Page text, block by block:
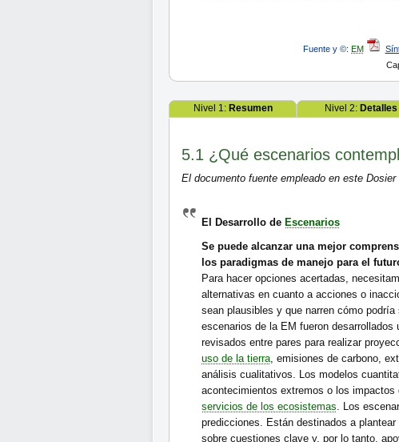
Fuente y ©: EM
Nivel 1: Resumen Nivel 2: Detalles
5.1 ¿Qué escenarios
El documento fuente empleado en este Dosier
El Desarrollo de Escenarios
Se puede alcanzar una mejor
los paradigmas de manejo para el
Para hacer opciones acertadas,
alternativas en cuanto a acciones o
sean plausibles y que narren cómo
escenarios de la EM fueron
revisados entre pares para realizar
uso de la tierra, emisiones de carbono,
análisis cualitativos. Los modelos
acontecimientos extremos o los
servicios de los ecosistemas. Los
predicciones. Están destinados a
sobre cuestiones clave y, por lo tanto,